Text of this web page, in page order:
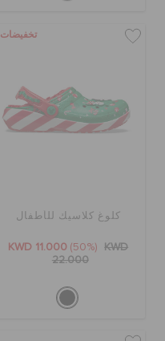
تخفيضات
كلوغ كلاسيك للأطفال
KWD 11.000 (50%)
KWD
22.000